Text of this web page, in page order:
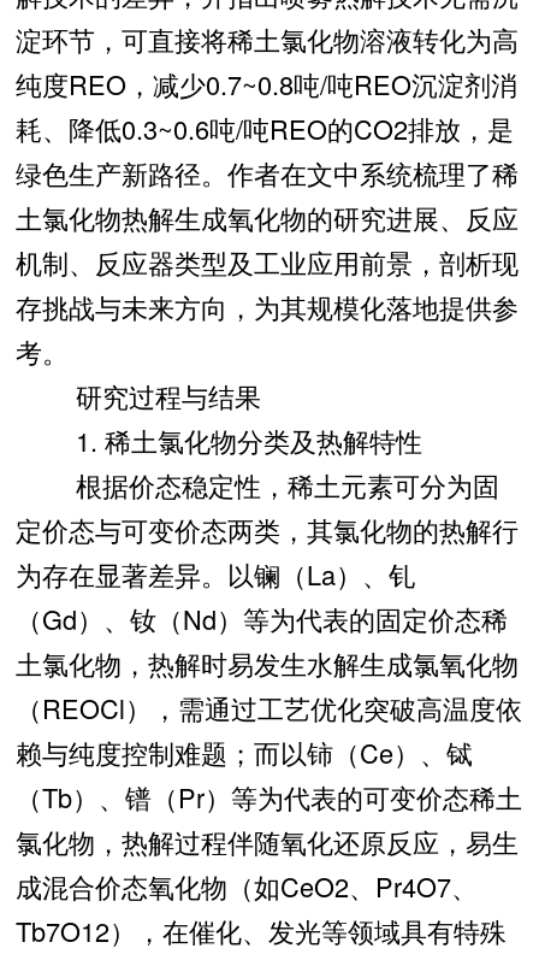
淀环节，可直接将稀土氯化物溶液转化为高
纯度REO，减少0.7~0.8吨/吨REO沉淀剂消
耗、降低0.3~0.6吨/吨REO的CO2排放，是
绿色生产新路径。作者在文中系统梳理了稀
土氯化物热解生成氧化物的研究进展、反应
机制、反应器类型及工业应用前景，剖析现
存挑战与未来方向，为其规模化落地提供参
考。
研究过程与结果
1. 稀土氯化物分类及热解特性
根据价态稳定性，稀土元素可分为固
定价态与可变价态两类，其氯化物的热解行
为存在显著差异。以镧（La）、钆
（Gd）、钕（Nd）等为代表的固定价态稀
土氯化物，热解时易发生水解生成氯氧化物
（REOCl），需通过工艺优化突破高温度依
赖与纯度控制难题；而以铈（Ce）、铽
（Tb）、镨（Pr）等为代表的可变价态稀土
氯化物，热解过程伴随氧化还原反应，易生
成混合价态氧化物（如CeO2、Pr4O7、
Tb7O12），在催化、发光等领域具有特殊